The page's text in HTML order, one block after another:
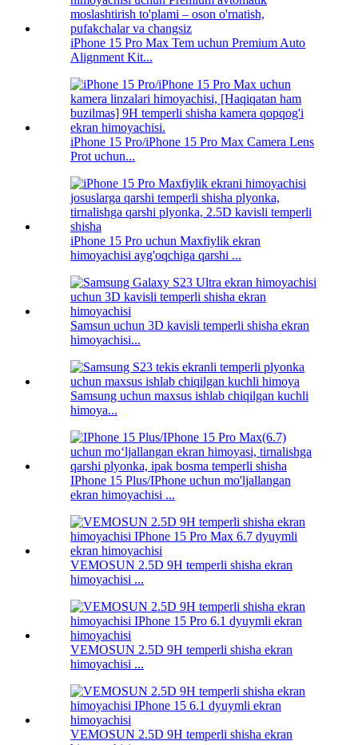
iPhone 15 Pro Max Tem uchun Premium Auto
Alignment Kit...
iPhone 15 Pro/iPhone 15 Pro Max Camera Lens
Prot uchun...
iPhone 15 Pro uchun Maxfiylik ekran
himoyachisi ayg'oqchiga qarshi ...
Samsun uchun 3D kavisli temperli shisha ekran
himoyachisi...
Samsung uchun maxsus ishlab chiqilgan kuchli
himoya...
IPhone 15 Plus/IPhone uchun mo'ljallangan
ekran himoyachisi ...
VEMOSUN 2.5D 9H temperli shisha ekran
himoyachisi ...
VEMOSUN 2.5D 9H temperli shisha ekran
himoyachisi ...
VEMOSUN 2.5D 9H temperli shisha ekran